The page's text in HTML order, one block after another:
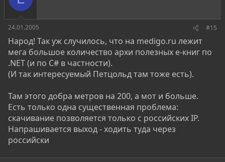
24.01.2005 #15
Народ! Так уж случилось, что на medigo.ru лежит
мега большое количество архи полезных е-книг по
.NET (и по С# в частности).
(И так интересуемый Петцольд там тоже есть).
Там этого добра метров на 200, а мот и больше.
Есть только одна существенная проблема:
скачивание позволяется только с российских IP.
Напрашивается выход - ходить туда через
российски